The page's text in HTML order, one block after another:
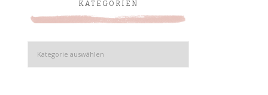
KATEGORIEN
Kategorien